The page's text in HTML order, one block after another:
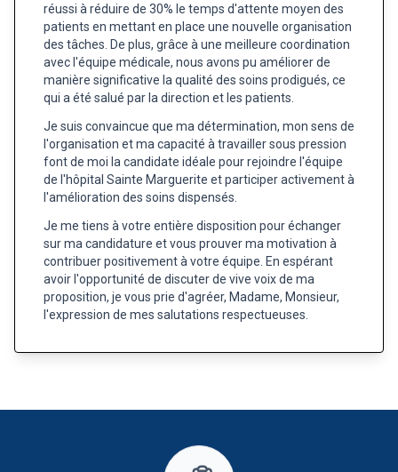
réussi à réduire de 30% le temps d'attente moyen des
patients en mettant en place une nouvelle organisation
des tâches. De plus, grâce à une meilleure coordination
avec l'équipe médicale, nous avons pu améliorer de
manière significative la qualité des soins prodigués, ce
qui a été salué par la direction et les patients.
Je suis convaincue que ma détermination, mon sens de
l'organisation et ma capacité à travailler sous pression
font de moi la candidate idéale pour rejoindre l'équipe
de l'hôpital Sainte Marguerite et participer activement à
l'amélioration des soins dispensés.
Je me tiens à votre entière disposition pour échanger
sur ma candidature et vous prouver ma motivation à
contribuer positivement à votre équipe. En espérant
avoir l'opportunité de discuter de vive voix de ma
proposition, je vous prie d'agréer, Madame, Monsieur,
l'expression de mes salutations respectueuses.